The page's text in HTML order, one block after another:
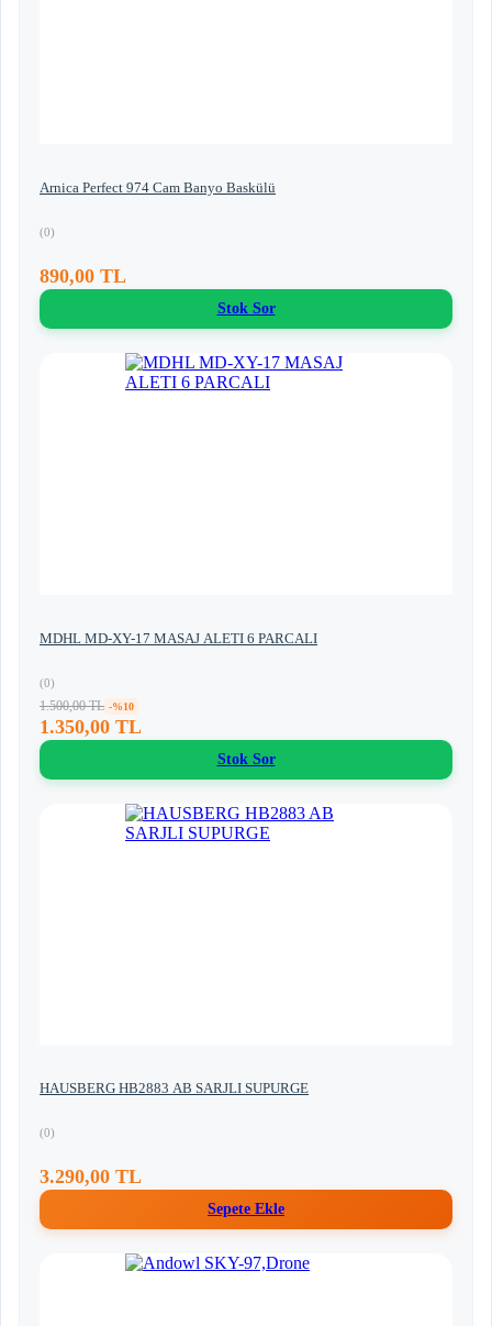
Arnica Perfect 974 Cam Banyo Baskülü
(0)
890,00 TL
Stok Sor
MDHL MD-XY-17 MASAJ ALETI 6 PARCALI
(0)
1.500,00 TL -%10
1.350,00 TL
Stok Sor
HAUSBERG HB2883 AB SARJLI SUPURGE
(0)
3.290,00 TL
Sepete Ekle